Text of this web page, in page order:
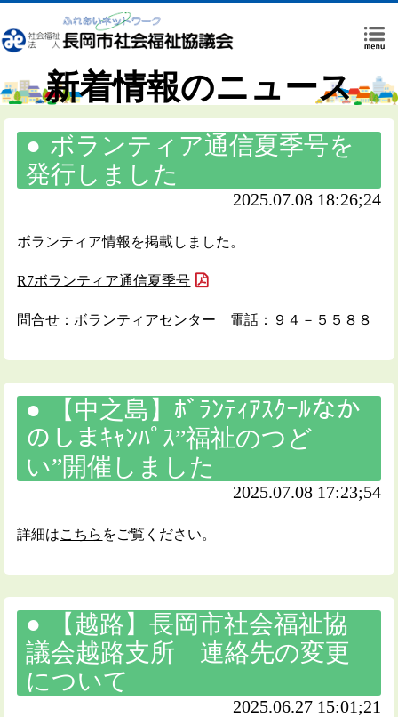
新着情報のニュース
ボランティア通信夏季号を
発行しました
2025.07.08 18:26;24
ボランティア情報を掲載しました。
R7ボランティア通信夏季号
問合せ：ボランティアセンター 電話：９４－５５８８
【中之島】ﾎﾞﾗﾝﾃｨｱｽｸｰﾙなか
のしまｷｬﾝﾊﾟｽ”福祉のつど
い”開催しました
2025.07.08 17:23;54
詳細はこちら をご覧ください。
【越路】長岡市社会福祉協
議会越路支所 連絡先の変更
について
2025.06.27 15:01;21